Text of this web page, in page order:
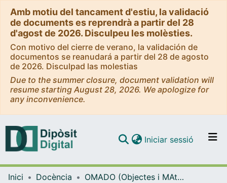
Amb motiu del tancament d'estiu, la validació
de documents es reprendrà a partir del 28
d'agost de 2026. Disculpeu les molèsties.
Con motivo del cierre de verano, la validación de
documentos se reanudará a partir del 28 de agosto
de 2026. Disculpad las molestias
Due to the summer closure, document validation will
resume starting August 28, 2026. We apologize for
any inconvenience.
Navega per tot el DD
Iniciar sessió (current)
Inici Docència
OMADO (Objectes i MAterials DOcents)